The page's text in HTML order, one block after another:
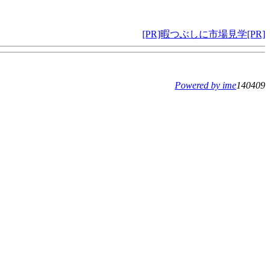
[PR]暇つぶしに市場見学[PR]
Powered by ime140409